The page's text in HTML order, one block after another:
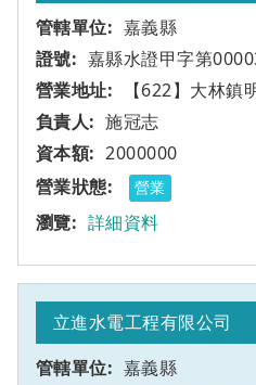
嘉義縣
嘉縣水證甲字第
【622】大林
施冠志
2000000
營業
詳細資料
立進水電工程有限公司
嘉義縣